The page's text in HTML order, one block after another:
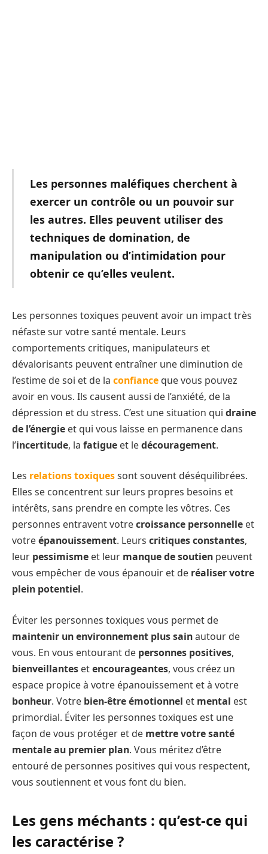
Les personnes maléfiques cherchent à
exercer un contrôle ou un pouvoir sur
les autres. Elles peuvent utiliser des
techniques de domination, de
manipulation ou d’intimidation pour
obtenir ce qu’elles veulent.
Les personnes toxiques peuvent avoir un impact très
néfaste sur votre santé mentale. Leurs
comportements critiques, manipulateurs et
dévalorisants peuvent entraîner une diminution de
l’estime de soi et de la confiance que vous pouvez
avoir en vous. Ils causent aussi de l’anxiété, de la
dépression et du stress. C’est une situation qui draine
de l’énergie et qui vous laisse en permanence dans
l’incertitude, la fatigue et ledécouragement.
Les relations toxiquessont souvent déséquilibrées.
Elles se concentrent sur leurs propres besoins et
intérêts, sans prendre en compte les vôtres. Ces
personnes entravent votrecroissance personnelle et
votreépanouissement. Leurs critiques constantes,
leur pessimisme et leur manque de soutien peuvent
vous empêcher de vous épanouir et de réaliser votre
plein potentiel.
Éviter les personnes toxiques vous permet de
maintenir un environnement plus sainautour de
vous. En vous entourant de personnes positives,
bienveillantes etencourageantes, vous créez un
espace propice à votre épanouissement et à votre
bonheur. Votre bien-être émotionnel et mental est
primordial. Éviter les personnes toxiques est une
façon de vous protéger et de mettre votre santé
mentale au premier plan. Vous méritez d’être
entouré de personnes positives qui vous respectent,
vous soutiennent et vous font du bien.
Les gens méchants : qu’est-ce qui
les caractérise ?